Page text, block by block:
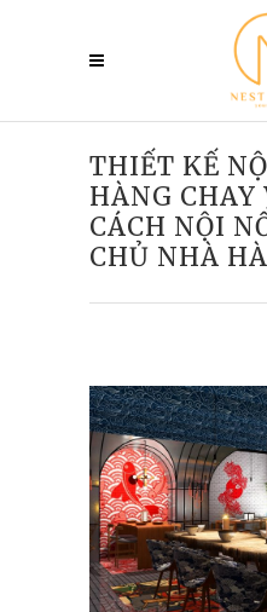
THIẾT KẾ
HÀNG CHAY
CÁCH NỘI
CHỦ NHÀ